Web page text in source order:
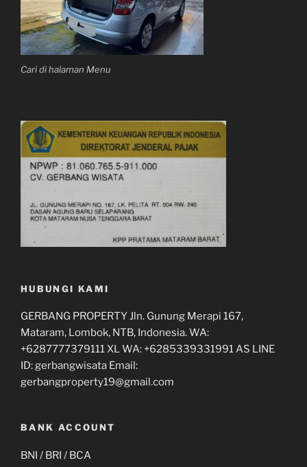
Cari di halaman Menu
HUBUNGI KAMI
GERBANG PROPERTY Jln. Gunung Merapi 167,
Mataram, Lombok, NTB, Indonesia. WA:
+6287777379111 XL WA: +6285339331991 AS LINE
ID: gerbangwisata Email:
gerbangproperty19@gmail.com
BANK ACCOUNT
BNI / BRI / BCA